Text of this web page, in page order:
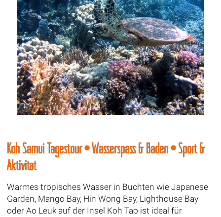
Koh Samui Tagestour • Wasserspass & Baden • Sport &
Aktivität
Warmes tropisches Wasser in Buchten wie Japanese
Garden, Mango Bay, Hin Wong Bay, Lighthouse Bay
oder Ao Leuk auf der Insel Koh Tao ist ideal für